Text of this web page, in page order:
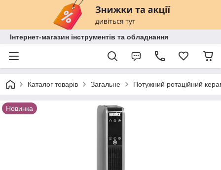
Інтернет-магазин інструментів та обладнання
Каталог товарів Загальне Потужний ротаційний
Новинка